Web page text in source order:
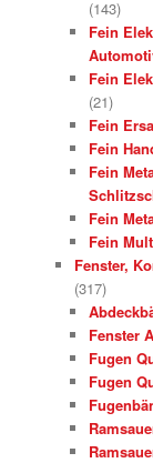
(143)
Fein
Fein
(21)
Fein
Fein
Fein
Fein
Fein
Fenster,
(317)
Fenster
Fugen
Fugen